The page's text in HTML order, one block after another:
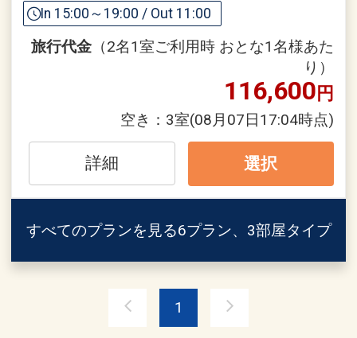
します。
食の王国北海道では、海の幸や山の幸な
ど、多くの新鮮で魅力的な食材を愉しむ
ことができます。
旬の素材をふんだんに使用した和食会席
をお愉しみください。
【お食事】
■夕食／お食事処にて、特選「山河膳」
設定期間：2022年6月15日～2027年3月
In 15:00～19:00 / Out 11:00
旅行代金 （2名1室ご利用時 おとな1名様あた
り）
116,600円
空き： 3室(08月07日17:04時点)
詳細 選択
すべてのプランを見る6プラン、3部屋タイプ
1